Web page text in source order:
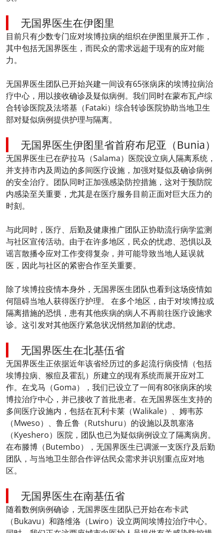
无国界医生在伊图里
目前只有少数专门应对埃博拉病的组织在伊图里展开工作，
其中包括无国界医生，而民众的需求远超于现有的应对能
力。
无国界医生团队已开始兴建一间设有65张病床的埃博拉病治
疗中心，用以接收确诊及疑似病例。我们同时在蒙布瓦卢综
合转诊医院及法塔基（Fataki）综合转诊医院协助当地卫生
部对疑似病例提供护理与隔离。
无国界医生伊图里省首府布尼亚（Bunia）
无国界医生已在萨拉马（Salama）医院设立病人隔离系统，
并支持市内及周边的多间医疗设施，加强对疑似及确诊病例
的安全治疗。团队同时正加强感染防控措施，这对于预防院
内感染至关重要，尤其是在医疗服务目前正面对巨大压力的
时刻。
与此同时，医疗、后勤及健康推广团队正协助流行病学监测
与社区宣传活动。由于在许多地区，民众的忧虑、恐惧以及
谣言散播令应对工作变得复杂，并可能导致当地人延误就
医，因此与社区的紧密合作至关重要。
除了埃博拉疫情本身外，无国界医生团队也看到这场疫情如
何阻碍当地人获得医疗护理。 在多个地区，由于对埃博拉或
隔离措施的恐惧，患有其他疾病的病人不再前往医疗设施求
诊。这引发对其他医疗紧急状况悄然加剧的忧虑。
无国界医生在北基伍省
无国界医生正依据近年该省经历过的多起流行病疫情（包括
埃博拉病、猴痘及霍乱）所建立的现有系统而展开应对工
作。在戈马（Goma），我们已设立了一间有80张病床的埃
博拉治疗中心，并已接收了首批患者。在无国界医生支持的
多间医疗设施内，包括在瓦利卡莱（Walikale）、姆韦苏
（Mweso）、鲁丘鲁（Rutshuru）的设施以及凯塞洛
（Kyeshero）医院，团队也已为疑似病例设立了隔离病房。
在布滕博（Butembo），无国界医生已调派一支医疗及后勤
团队，与当地卫生部合作评估民众需求并识别重点应对地
区。
无国界医生在南基伍省
随着数例病例确诊，无国界医生团队已开始在布卡武
（Bukavu）和路维洛（Lwiro）设立两间埃博拉治疗中心。